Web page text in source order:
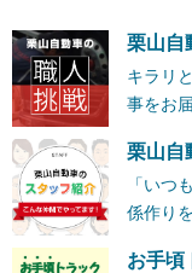
栗山自
キラリ
事をお
栗山自
「いつ
係作り
お手頃